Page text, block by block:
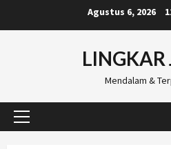
to
Agustus 6, 2026
LINGKAR
Mendalam &
Primary